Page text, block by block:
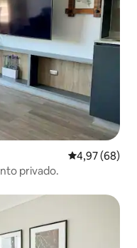
4,97 de uma
4,97 (68)
privado.